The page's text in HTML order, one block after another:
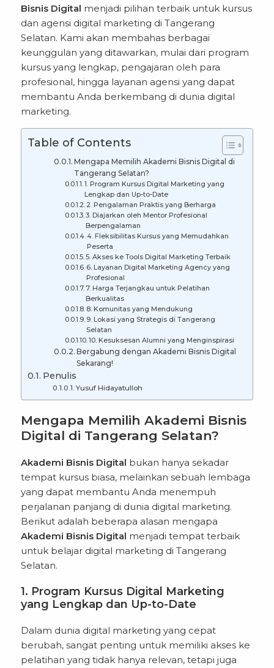
Bisnis Digital menjadi pilihan terbaik untuk kursus
dan agensi digital marketing di Tangerang
Selatan. Kami akan membahas berbagai
keunggulan yang ditawarkan, mulai dari program
kursus yang lengkap, pengajaran oleh para
profesional, hingga layanan agensi yang dapat
membantu Anda berkembang di dunia digital
marketing.
Table of Contents
Mengapa Memilih Akademi Bisnis Digital di
Tangerang Selatan?
1. Program Kursus Digital Marketing yang
Lengkap dan Up-to-Date
2. Pengalaman Praktis yang Berharga
3. Diajarkan oleh Mentor Profesional
Berpengalaman
4. Fleksibilitas Kursus yang Memudahkan
Peserta
5. Akses ke Tools Digital Marketing Terbaik
6. Layanan Digital Marketing Agency yang
Profesional
7. Harga Terjangkau untuk Pelatihan
Berkualitas
8. Komunitas yang Mendukung
9. Lokasi yang Strategis di Tangerang
Selatan
10. Kesuksesan Alumni yang Menginspirasi
Bergabung dengan Akademi Bisnis Digital
Sekarang!
Penulis
Yusuf Hidayatulloh
Mengapa Memilih Akademi Bisnis
Digital di Tangerang Selatan?
Akademi Bisnis Digital bukan hanya sekadar
tempat kursus biasa, melainkan sebuah lembaga
yang dapat membantu Anda menempuh
perjalanan panjang di dunia digital marketing.
Berikut adalah beberapa alasan mengapa
Akademi Bisnis Digital menjadi tempat terbaik
untuk belajar digital marketing di Tangerang
Selatan.
1. Program Kursus Digital Marketing
yang Lengkap dan Up-to-Date
Dalam dunia digital marketing yang cepat
berubah, sangat penting untuk memiliki akses ke
pelatihan yang tidak hanya relevan, tetapi juga